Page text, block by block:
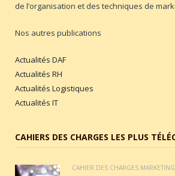
de l’organisation et des techniques de
Nos autres publications
Actualités DAF
Actualités RH
Actualités Logistiques
Actualités IT
CAHIERS DES CHARGES LES PLUS
CAHIER DES CHARGES MARKETING